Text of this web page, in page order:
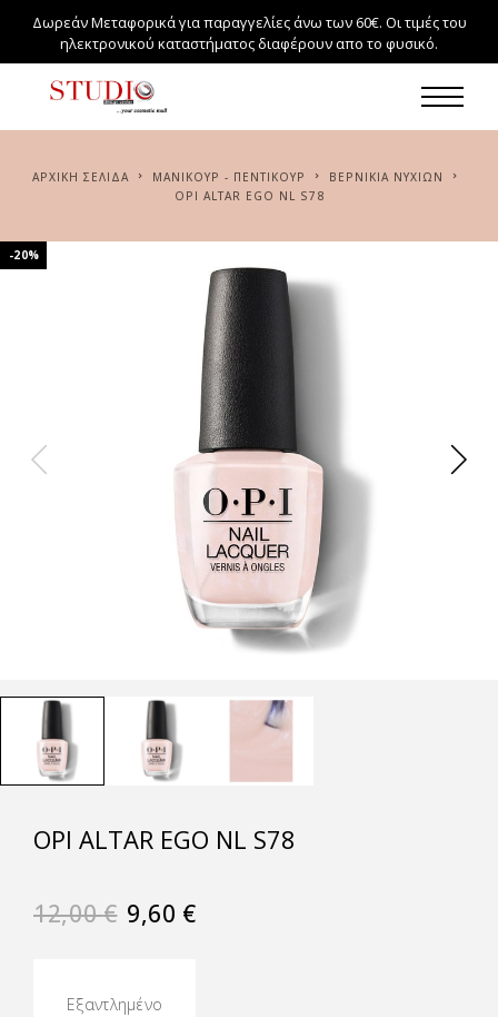
Δωρεάν Μεταφορικά για παραγγελίες άνω των 60€. Οι τιμές του
ηλεκτρονικού καταστήματος διαφέρουν απο το φυσικό.
ΑΡΧΙΚΉ ΣΕΛΊΔΑ ΜΑΝΙΚΟΥΡ - ΠΕΝΤΙΚΟΥΡ
ΒΕΡΝΙΚΙΑ ΝΥΧΙΩΝ
OPI ALTAR EGO NL S78
-20%
OPI ALTAR EGO NL S78
12,00€ 9,60 €
Εξαντλημένο